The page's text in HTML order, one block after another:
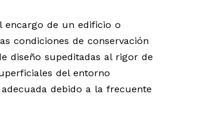
encargo de un edificio o
condiciones de conservación
diseño supeditadas al rigor de
del entorno
debido a la frecuente